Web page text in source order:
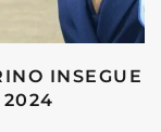
INSEGUE
2024